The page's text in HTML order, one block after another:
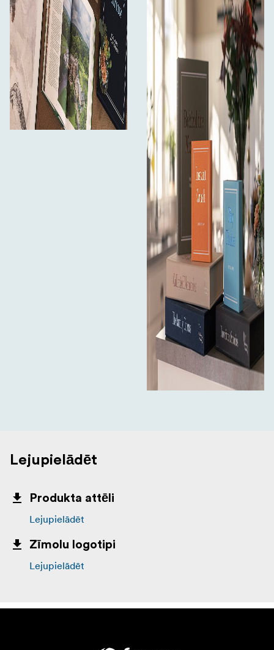
Lejupielādēt
Produkta attēli
Lejupielādēt
Zīmolu logotipi
Lejupielādēt